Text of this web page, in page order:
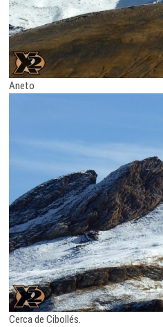
Aneto
Cerca de Cibollés.